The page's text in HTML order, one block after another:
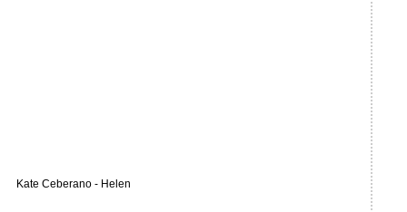
Kate Ceberano - Helen